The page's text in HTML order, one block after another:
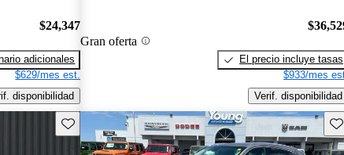
$24,347
adicionales
$629/mes est.
disponibilidad
Gran oferta
El precio incluye tasas
$933/mes
Verif. disponibilidad
Guarda este Aviso